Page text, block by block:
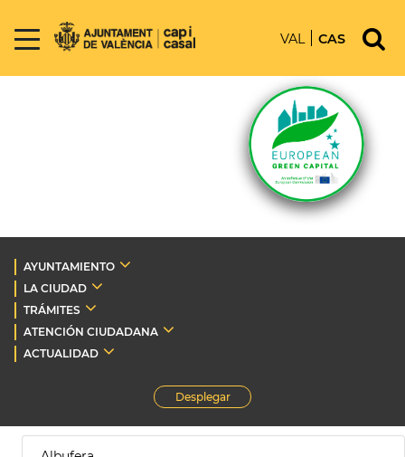
VAL CAS
AYUNTAMIENTO
LA CIUDAD
TRÁMITES
ATENCIÓN CIUDADANA
ACTUALIDAD
Desplegar